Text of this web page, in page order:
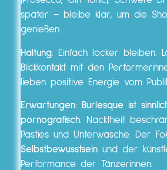
später – bleibe klar, um die
genießen.
Haltung: Einfach locker bleiben.
Blickkontakt mit den
lieben positive Energie vom
Erwartungen:
Burlesque ist
pornografisch. Nacktheit
Pasties und Unterwäsche. Der
Selbstbewusstsein und der
Performance der Tänzerinnen.